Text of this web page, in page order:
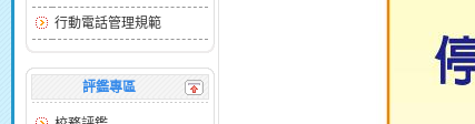
行動電話管理規範
評鑑專區